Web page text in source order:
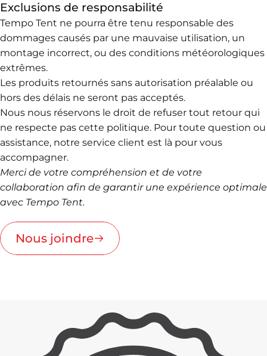
Exclusions de responsabilité
Tempo Tent ne pourra être tenu responsable des
dommages causés par une mauvaise utilisation, un
montage incorrect, ou des conditions météorologiques
extrêmes.
Les produits retournés sans autorisation préalable ou
hors des délais ne seront pas acceptés.
Nous nous réservons le droit de refuser tout retour qui
ne respecte pas cette politique. Pour toute question ou
assistance, notre service client est là pour vous
accompagner.
Merci de votre compréhension et de votre
collaboration afin de garantir une expérience optimale
avec Tempo Tent.
Nous joindre